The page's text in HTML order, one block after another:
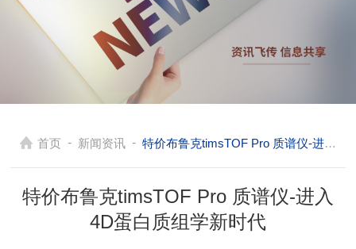
首页 - 新闻资讯 - 特价布鲁克timsTOF Pro 质谱仪-进入4D蛋白质组学新时代
特价布鲁克timsTOF Pro 质谱仪-进入
4D蛋白质组学新时代